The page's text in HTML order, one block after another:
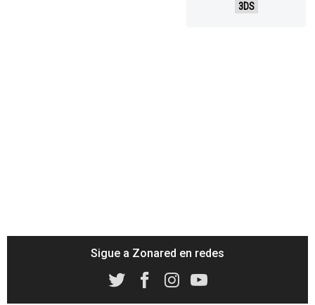
3DS
Sigue a Zonared en redes